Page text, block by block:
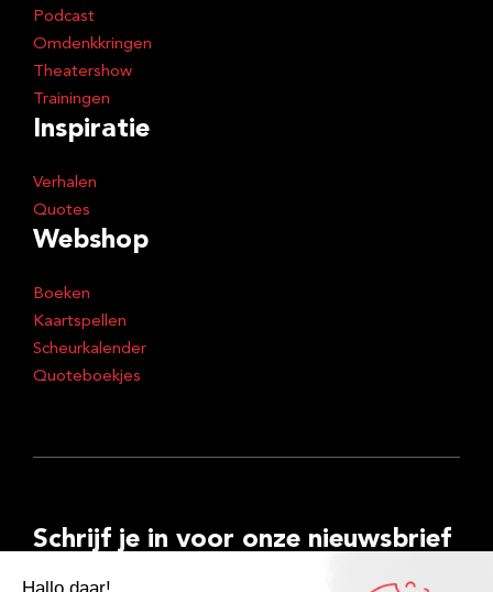
Podcast
Omdenkkringen
Theatershow
Trainingen
Inspiratie
Verhalen
Quotes
Webshop
Boeken
Kaartspellen
Scheurkalender
Quoteboekjes
Schrijf je in voor onze nieuwsbrief